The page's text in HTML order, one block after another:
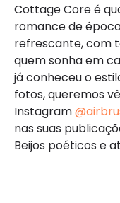
Cottage Core é
romance de
refrescante, com
quem sonha em
já conheceu o
fotos, queremos
Instagram
nas suas
Beijos poéticos e